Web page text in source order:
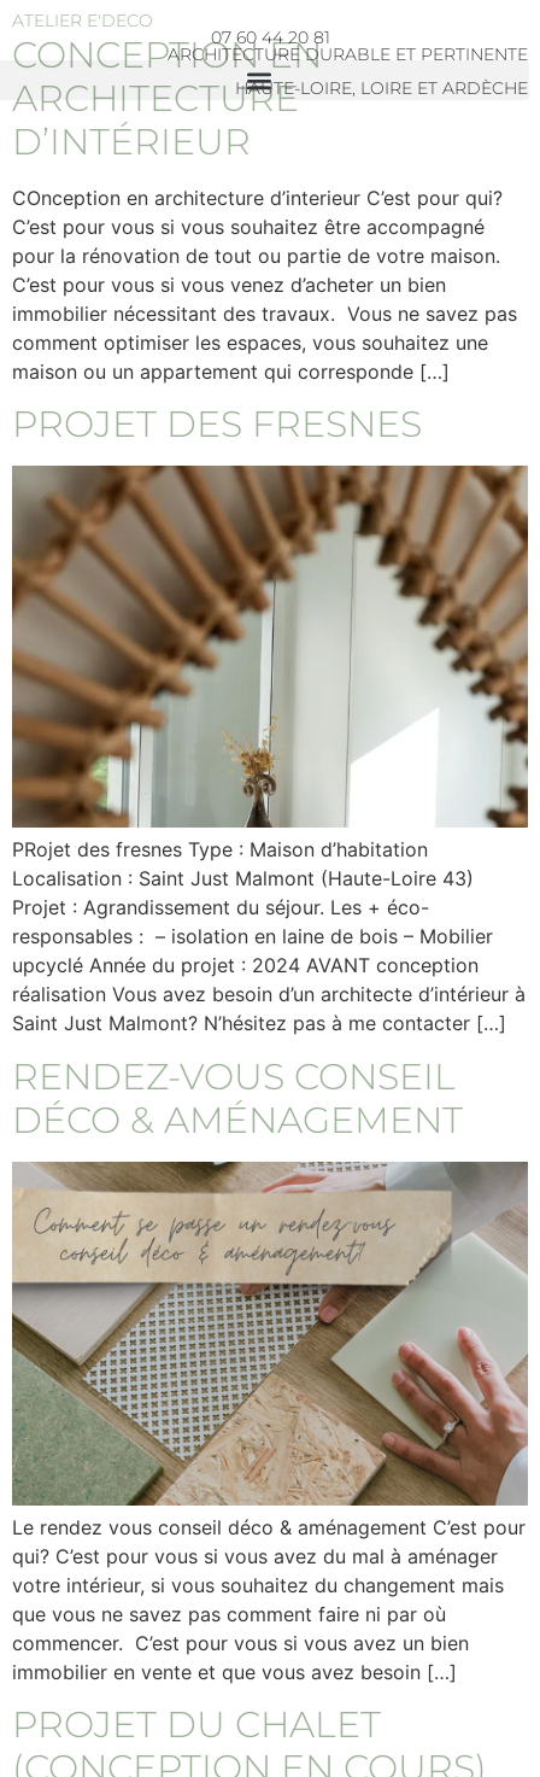
principal
ATELIER E'DECO
07 60 44 20 81
ARCHITECTURE DURABLE ET PERTINENTE
HAUTE-LOIRE, LOIRE ET ARDÈCHE
CONCEPTION EN
ARCHITECTURE
D’INTÉRIEUR
COnception en architecture d’interieur C’est pour qui?
C’est pour vous si vous souhaitez être accompagné
pour la rénovation de tout ou partie de votre maison.
C’est pour vous si vous venez d’acheter un bien
immobilier nécessitant des travaux. Vous ne savez pas
comment optimiser les espaces, vous souhaitez une
maison ou un appartement qui corresponde […]
PROJET DES FRESNES
PRojet des fresnes Type : Maison d’habitation
Localisation : Saint Just Malmont (Haute-Loire 43)
Projet : Agrandissement du séjour. Les + éco-
responsables : – isolation en laine de bois – Mobilier
upcyclé Année du projet : 2024 AVANT conception
réalisation Vous avez besoin d’un architecte d’intérieur à
Saint Just Malmont? N’hésitez pas à me contacter […]
RENDEZ-VOUS CONSEIL
DÉCO & AMÉNAGEMENT
Le rendez vous conseil déco & aménagement C’est pour
qui? C’est pour vous si vous avez du mal à aménager
votre intérieur, si vous souhaitez du changement mais
que vous ne savez pas comment faire ni par où
commencer. C’est pour vous si vous avez un bien
immobilier en vente et que vous avez besoin […]
PROJET DU CHALET